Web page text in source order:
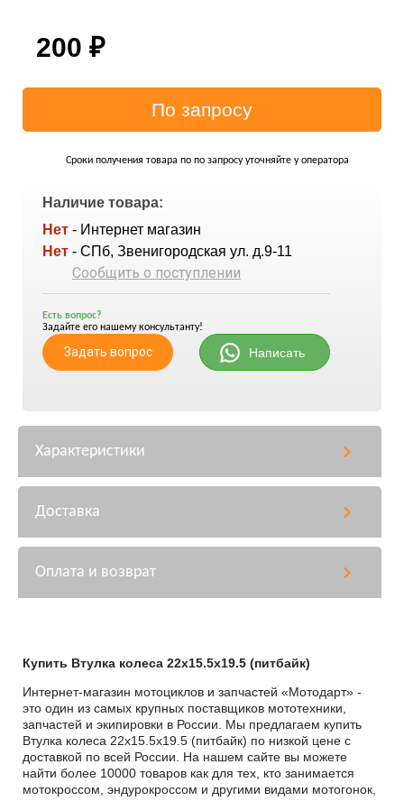
200 ₽
Сроки получения товара по по запросу уточняйте у оператора
Наличие товара:
Нет - Интернет магазин
Нет - СПб, Звенигородская ул. д.9-11
Сообщить о поступлении
Есть вопрос?
Задайте его нашему консультанту!
Задать вопрос Написать
Характеристики
Доставка
Оплата и возврат
Купить Втулка колеса 22x15.5x19.5 (питбайк)
Интернет-магазин мотоциклов и запчастей «Мотодарт» -
это один из самых крупных поставщиков мототехники,
запчастей и экипировки в России. Мы предлагаем купить
Втулка колеса 22x15.5x19.5 (питбайк) по низкой цене с
доставкой по всей России. На нашем сайте вы можете
найти более 10000 товаров как для тех, кто занимается
мотокроссом, эндурокроссом и другими видами мотогонок,